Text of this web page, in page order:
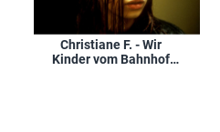
Christiane F. - Wir
Kinder vom Bahnhof